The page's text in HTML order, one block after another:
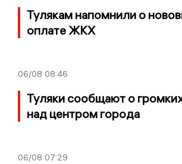
Тулякам напомнили о
оплате ЖКХ
06/08 08:46
Туляки сообщают о
над центром города
06/08 07:29